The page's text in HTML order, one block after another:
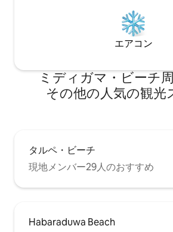
エアコン
ミディガマ・ビーチ⁠
そ⁠の⁠他⁠の人⁠気⁠の観⁠光⁠
タルペ・ビーチ
現地メンバー29人のおすすめ
Habaraduwa Beach